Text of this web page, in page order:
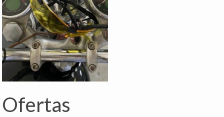
Ofertas